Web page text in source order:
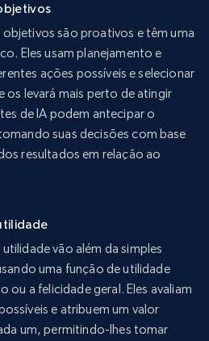
são proativos e têm uma
Eles usam planejamento e
ações possíveis e selecionar
os levará mais perto de atingir
de IA podem antecipar o
suas decisões com base
resultados em relação ao
vão além da simples
uma função de utilidade
ou a felicidade geral. Eles avaliam
e atribuem um valor
um, permitindo-lhes tomar